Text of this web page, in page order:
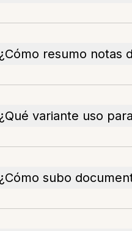
¿Cómo resumo notas
¿Qué variante uso
¿Cómo subo